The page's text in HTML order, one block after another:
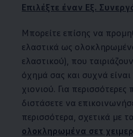
Επιλέξτε έναν Εξ.
Μπορείτε επίσης να
ελαστικά ως
ελαστικού), που
όχημά σας και συχνά
χιονιού. Για
διστάσετε να
περισσότερα, σχετικά με τα
ολοκληρωμένα σετ